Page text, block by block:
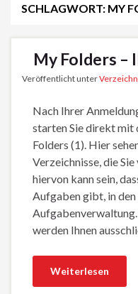
SCHLAGWORT: MY
My Folders –
Veröffentlicht unter
Nach Ihrer
starten Sie direkt
Folders (1). Hier
Verzeichnisse, die
hiervon kann sein,
Aufgaben gibt, in
werden Ihnen
Weiterlesen